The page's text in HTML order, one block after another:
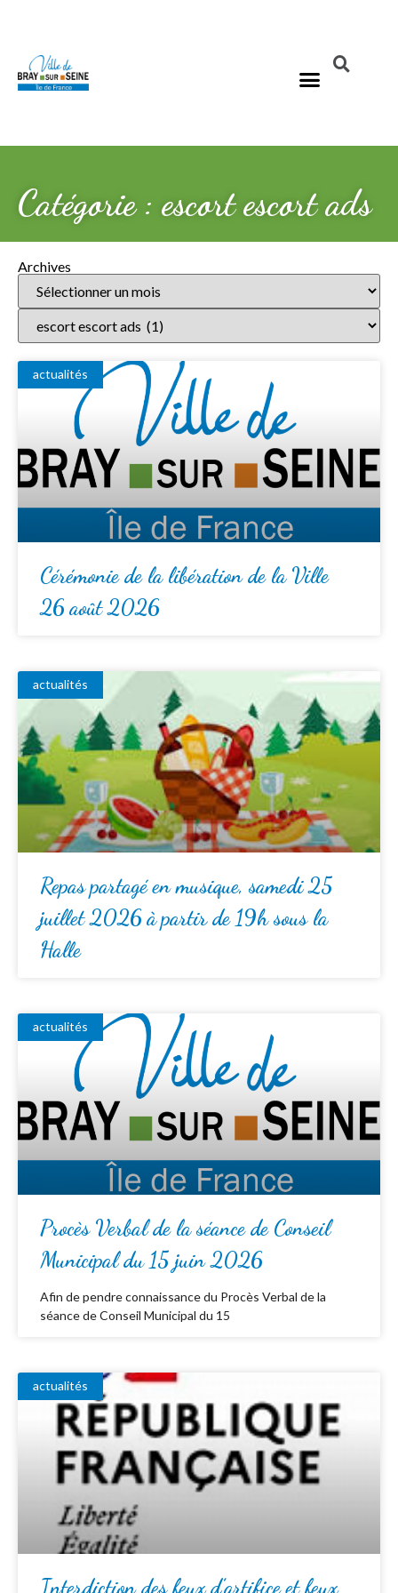
Catégorie : escort escort ads
Archives
actualités
Cérémonie de la libération de la Ville
26 août 2026
actualités
Repas partagé en musique, samedi 25
juillet 2026 à partir de 19h sous la
Halle
actualités
Procès Verbal de la séance de Conseil
Municipal du 15 juin 2026
Afin de pendre connaissance du Procès Verbal de la
séance de Conseil Municipal du 15
actualités
Interdiction des feux d’artifice et feux